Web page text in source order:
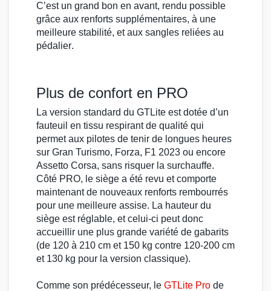
C’est un grand bon en avant, rendu possible
grâce aux renforts supplémentaires, à une
meilleure stabilité, et aux sangles reliées au
pédalier.
Plus de confort en PRO
La version standard du GTLite est dotée d’un
fauteuil en tissu respirant de qualité qui
permet aux pilotes de tenir de longues heures
sur Gran Turismo, Forza, F1 2023 ou encore
Assetto Corsa, sans risquer la surchauffe.
Côté PRO, le siège a été revu et comporte
maintenant de nouveaux renforts rembourrés
pour une meilleure assise. La hauteur du
siège est réglable, et celui-ci peut donc
accueillir une plus grande variété de gabarits
(de 120 à 210 cm et 150 kg contre 120-200 cm
et 130 kg pour la version classique).
Comme son prédécesseur, le GTLite Pro de